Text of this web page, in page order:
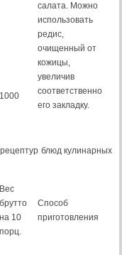
салата. Можно
использовать
редис,
очищенный от
кожицы,
увеличив
соответственно
его закладку.
1000
блюд кулинарных
Вес
брутто
на 10
порц.
Способ
приготовления